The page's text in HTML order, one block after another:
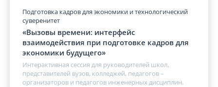
Подготовка кадров для экономики и технологический
суверенитет
«Вызовы времени: интерфейс
взаимодействия при подготовке кадров для
экономики будущего»
Интерактивная сессия для руководителей школ,
представителей вузов, колледжей, педагогов –
организаторов и педагогов инженерных дисциплин.